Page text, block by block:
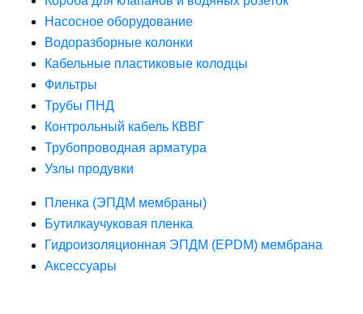
Насосное оборудование
Водоразборные колонки
Кабельные пластиковые колодцы
Фильтры
Трубы ПНД
Контрольный кабель КВВГ
Трубопроводная арматура
Узлы продувки
Пленка (ЭПДМ мембраны)
Бутилкаучуковая пленка
Гидроизоляционная ЭПДМ (EPDM) мембрана
Аксессуары